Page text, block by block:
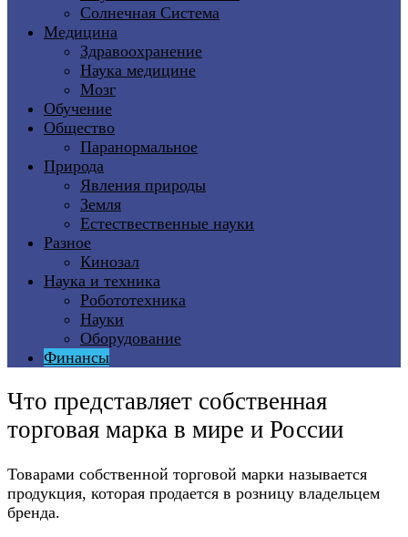
Солнечная Система
Медицина
Здравоохранение
Наука медицине
Мозг
Обучение
Общество
Паранормальное
Природа
Явления природы
Земля
Естествественные науки
Разное
Кинозал
Наука и техника
Робототехника
Науки
Оборудование
Финансы
Что представляет собственная
торговая марка в мире и России
Товарами собственной торговой марки называется
продукция, которая продается в розницу владельцем
бренда.